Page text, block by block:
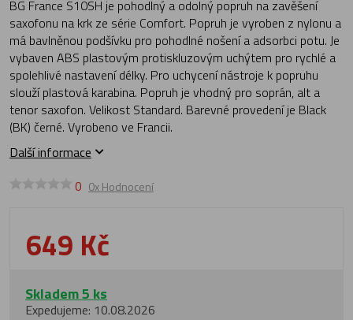
BG France S10SH je pohodlný a odolný popruh na zavěšení
saxofonu na krk ze série Comfort. Popruh je vyroben z nylonu a
má bavlněnou podšívku pro pohodlné nošení a adsorbci potu. Je
vybaven ABS plastovým protiskluzovým uchýtem pro rychlé a
spolehlivé nastavení délky. Pro uchycení nástroje k popruhu
slouží plastová karabina. Popruh je vhodný pro soprán, alt a
tenor saxofon. Velikost Standard. Barevné provedení je Black
(BK) černé. Vyrobeno ve Francii.
Další informace
0 0x Hodnocení
649 Kč
Skladem 5 ks
Expedujeme: 10.08.2026